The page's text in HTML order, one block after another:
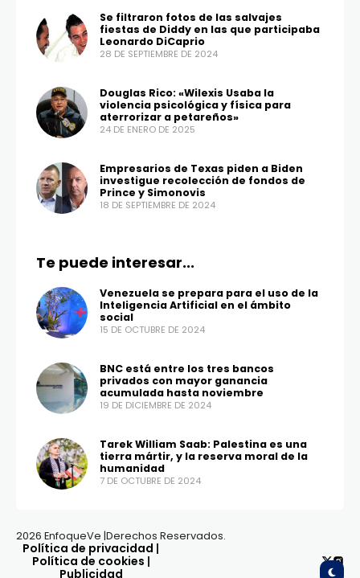
Se filtraron fotos de las salvajes
fiestas de Diddy en las que participaba
Leonardo DiCaprio
28 DE SEPTIEMBRE DE 2024
Douglas Rico: «Wilexis Usaba la
violencia psicológica y física para
aterrorizar a petareños»
24 DE ENERO DE 2025
Empresarios de Texas piden a Biden
investigue recolección de fondos de
Prince y Simonovis
18 DE SEPTIEMBRE DE 2024
Te puede interesar...
Venezuela se prepara para el uso de la
Inteligencia Artificial en el ámbito
social
15 DE OCTUBRE DE 2024
BNC está entre los tres bancos
privados con mayor ganancia
acumulada hasta noviembre
19 DE DICIEMBRE DE 2024
Tarek William Saab: Palestina es una
tierra mártir, y la reserva moral de la
humanidad
7 DE OCTUBRE DE 2024
2026 EnfoqueVe |Derechos Reservados.
Política de privacidad |
Política de cookies |
Publicidad